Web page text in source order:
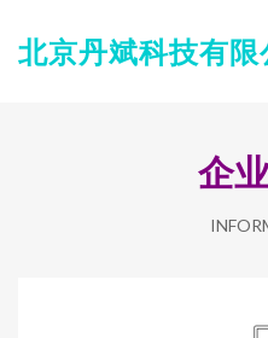
北京丹斌科技有限
企